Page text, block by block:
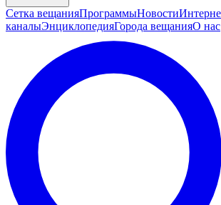
Сетка вещанияПрограммыНовости
каналыЭнциклопедияГорода вещанияО нас